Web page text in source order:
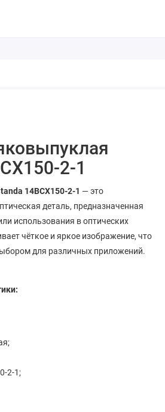
2-1
14BCX150-2-1 — это
деталь, предназначенная
использования в оптических
чёткое и яркое изображение, что
для различных приложений.
2-1;